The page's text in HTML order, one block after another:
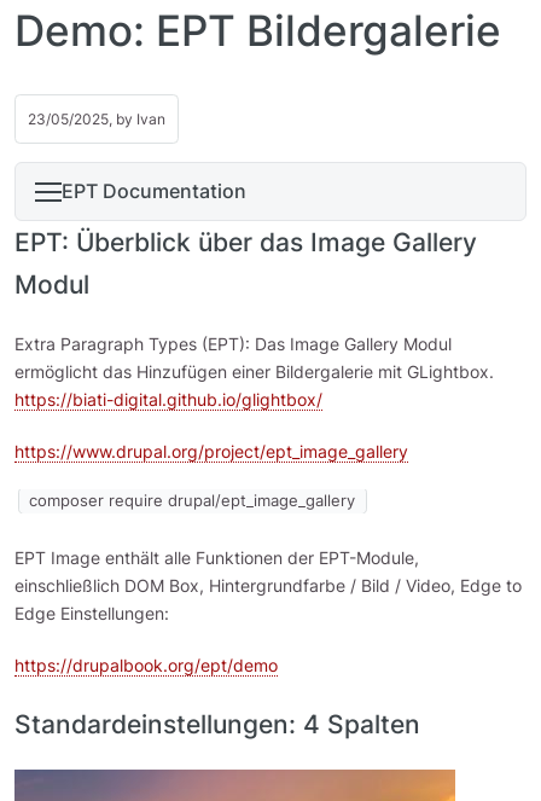
Demo: EPT Bildergalerie
23/05/2025, by Ivan
EPT Documentation
EPT: Überblick über das Image Gallery
Modul
Extra Paragraph Types (EPT): Das Image Gallery Modul
ermöglicht das Hinzufügen einer Bildergalerie mit GLightbox.
https://biati-digital.github.io/glightbox/
https://www.drupal.org/project/ept_image_gallery
composer require drupal/ept_image_gallery
EPT Image enthält alle Funktionen der EPT-Module,
einschließlich DOM Box, Hintergrundfarbe / Bild / Video, Edge to
Edge Einstellungen:
https://drupalbook.org/ept/demo
Standardeinstellungen: 4 Spalten